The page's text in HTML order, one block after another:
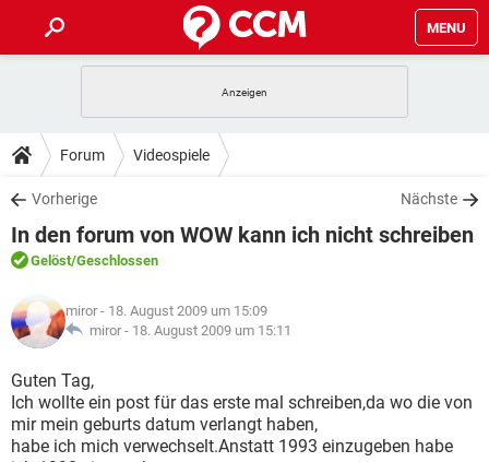
MENU
ANDROID
WINDOWS 10
WHATSAPP TIKTOK
FACEBOOK
TIPPS & TRICKS
SPIELE
WINDOWS 10
FACEBOOK HARDWARE
DOWNLOADS
SPIELE STREAMING
ANDROID
WINDOWS 10 INSTAGRAM
WHATSAPP
FACEBOOK
FORUM
ANDROID IOS
WHATSAPP TIKTOK
FACEBOOK HARDWARE
LEXIKON
SPIELE
ANDROID
WINDOWS 10 INSTAGRAM
WHATSAPP
Forum Videospiele
Vorherige Nächste
In den forum von WOW kann ich nicht schreiben
Gelöst/Geschlossen
miror - 18. August 2009 um 15:09
miror - 18. August 2009 um 15:11
Guten Tag,
Ich wollte ein post für das erste mal schreiben,da wo die von
mir mein geburts datum verlangt haben,
habe ich mich verwechselt.Anstatt 1993 einzugeben habe